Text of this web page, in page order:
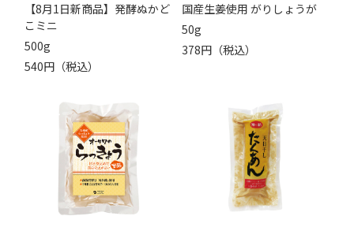
【8月1日新商品】発酵ぬかど
こミニ
500g
540円（税込）
国産生姜使用 がりしょうが
50g
378円（税込）